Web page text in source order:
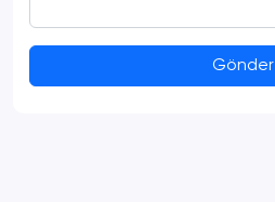
Gönder